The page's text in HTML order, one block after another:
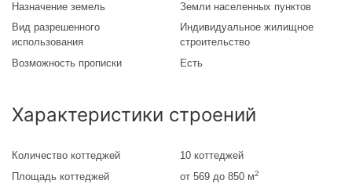
Назначение земель
Земли населенных пунктов
Вид разрешенного
использования
Индивидуальное жилищное
строительство
Возможность прописки
Есть
Характеристики строений
Количество коттеджей
10 коттеджей
Площадь коттеджей
от 569 до 850 м2